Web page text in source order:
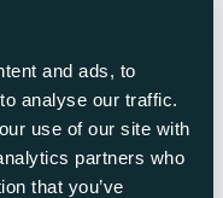
and ads, to
analyse our traffic.
use of our site with
partners who
that you’ve
ja relevanssin
tekemään